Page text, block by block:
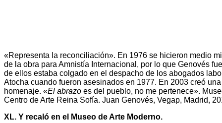
«Representa la reconciliación». En 1976 se hicieron medio
de la obra para Amnistía Internacional, por lo que Genovés
de ellos estaba colgado en el despacho de los abogados
Atocha cuando fueron asesinados en 1977. En 2003 creó
homenaje. «El abrazo es del pueblo, no me pertenece».
Centro de Arte Reina Sofía. Juan Genovés, Vegap, Madrid,
XL. Y recaló en el Museo de Arte Moderno.